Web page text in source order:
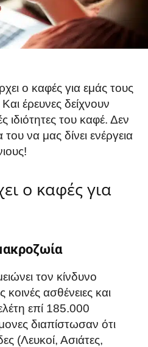
ο καφές για εμάς τους
έρευνες δείχνουν
ιδιότητες του καφέ. Δεν
να μας δίνει ενέργεια
ο καφές για
τον κίνδυνο
ασθένειες και
επί 185.000
διαπίστωσαν ότι
(Λευκοί, Ασιάτες,